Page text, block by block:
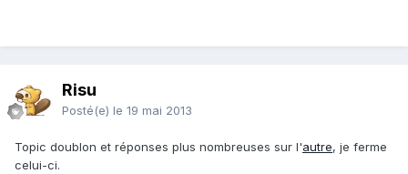
Risu
Posté(e) le 19 mai 2013
Topic doublon et réponses plus nombreuses sur l'autre, je ferme
celui-ci.